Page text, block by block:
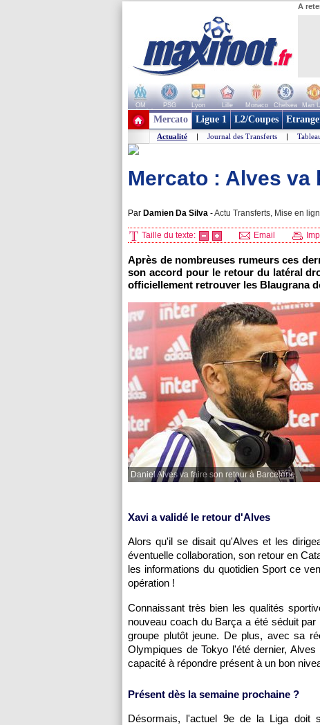
A
OM PSG Lyon Lille Monaco Chelsea Man
+ de clubs
Mercato Ligue 1 L2/Coupes
Actualité | Journal des Transferts |
Mercato : Alves va
Par Damien Da Silva -Actu Transferts, Mise en
Taille du texte: Email
Après de nombreuses rumeurs ces
son accord pour le retour du latéral
officiellement retrouver les Blaugrana
Daniel Alves va faire son retour à Barcelone.
Xavi a validé le retour d'Alves
Alors qu'il se disait qu'Alves et les
éventuelle collaboration, son retour en
les informations du quotidien Sport ce
opération !
Connaissant très bien les qualités
nouveau coach du Barça a été séduit
groupe plutôt jeune. De plus, avec sa
Olympiques de Tokyo l'été dernier,
capacité à répondre présent à un bon
Présent dès la semaine prochaine ?
Désormais, l'actuel 9e de la Liga doit